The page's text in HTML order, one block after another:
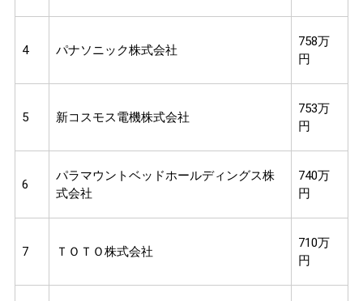
4 パナソニック株式会社
758万
円
5 新コスモス電機株式会社
753万
円
6
パラマウントベッドホールディングス株
式会社
740万
円
7 ＴＯＴＯ株式会社
710万
円